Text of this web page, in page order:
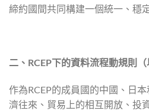
締約國間共同構建一個統一、穩
二、 RCEP下的資料流程動規則（
作為RCEP的成員國的中國、日
濟往來、貿易上的相互開放、投